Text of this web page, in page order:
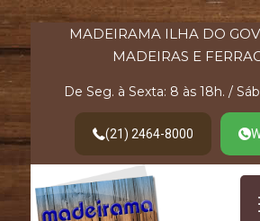
MADEIRAMA ILHA DO
MADEIRAS E
De Seg. à Sexta: 8 às 18h. /
(21) 2464-8000